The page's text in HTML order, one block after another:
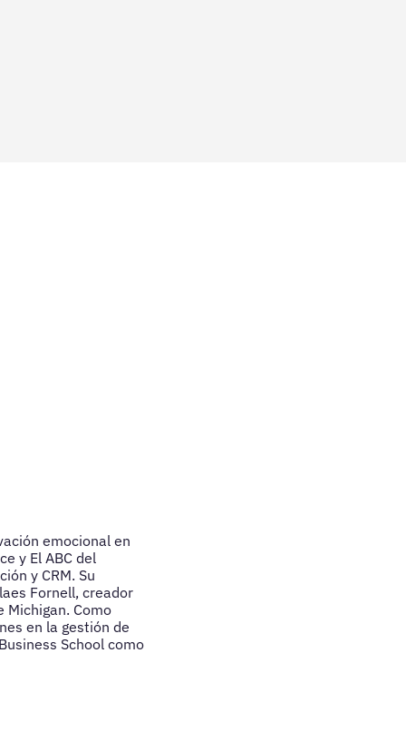
emocional en
y El ABC del
y CRM. Su
Fornell, creador
Michigan. Como
en la gestión de
School como